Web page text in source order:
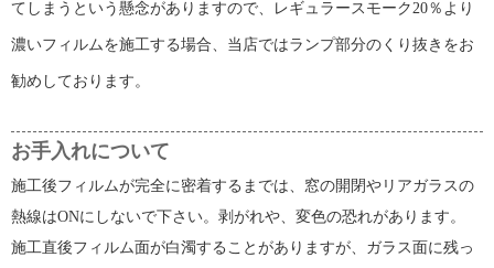
てしまうという懸念がありますので、レギュラースモーク20％より
濃いフィルムを施工する場合、当店ではランプ部分のくり抜きをお
勧めしております。
お手入れについて
施工後フィルムが完全に密着するまでは、窓の開閉やリアガラスの
熱線はONにしないで下さい。剥がれや、変色の恐れがあります。
施工直後フィルム面が白濁することがありますが、ガラス面に残っ